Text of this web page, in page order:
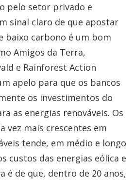
pelo setor privado e
sinal claro de que apostar
baixo carbono é um bom
Amigos da Terra,
e Rainforest Action
apelo para que os bancos
os investimentos do
as energias renováveis. Os
vez mais crescentes em
tende, em médio e longo
custos das energias eólica e
é de que, dentro de 20 anos,